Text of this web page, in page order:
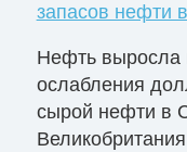
запасов нефти
Нефть выросла
ослабления
сырой нефти в